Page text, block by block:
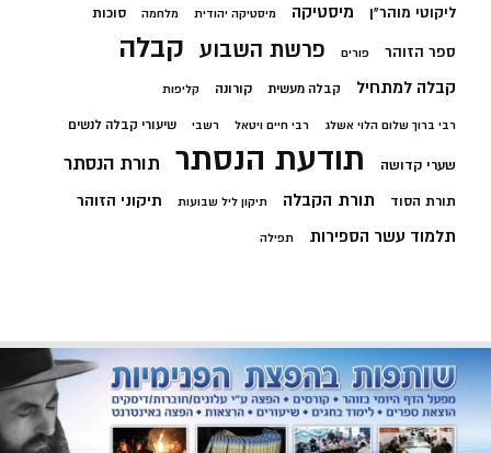
ליקוטי מוהר"ן מיסטיקה מיסטיקה יהודית מלחמה סוכות
ספר הזוהר פורים פרשת השבוע קבלה
קבלה למתחיל קבלה מעשית קורונה קליפות
רבי ברוך שלום הלוי אשלג רבי חיים ויטאל רשבי שיעורי קבלה לנשים
שערי קדושה תודעת הנסתר תורת הנסתר
תורת הסוד תורת הקבלה תיקון ליל שבועות תיקוני הזוהר
תלמוד עשר הספירות תפילה